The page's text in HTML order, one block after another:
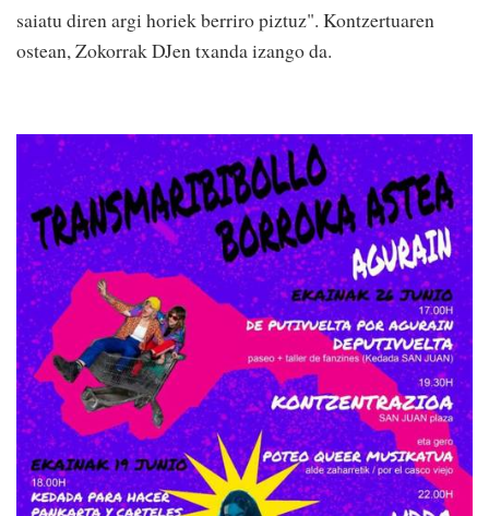
saiatu diren argi horiek berriro piztuz". Kontzertuaren
ostean, Zokorrak DJen txanda izango da.